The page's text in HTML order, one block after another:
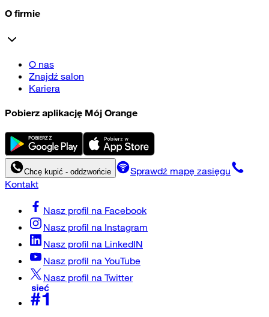
O firmie
O nas
Znajdź salon
Kariera
Pobierz aplikację Mój Orange
Chcę kupić - oddzwońcie
Sprawdź mapę zasięgu
Kontakt
Nasz profil na Facebook
Nasz profil na Instagram
Nasz profil na LinkedIN
Nasz profil na YouTube
Nasz profil na Twitter